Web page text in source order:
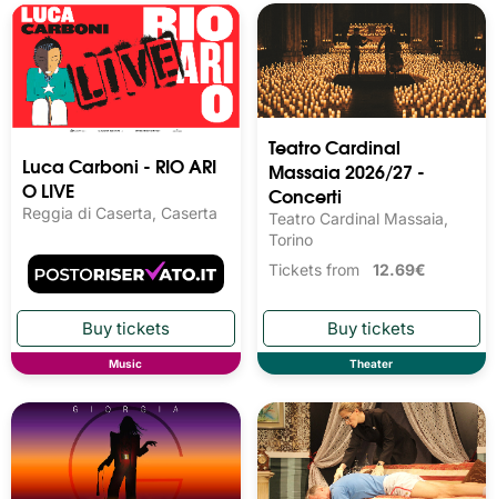
Luca Carboni - RIO ARI
O LIVE
Reggia di Caserta, Caserta
Music
Teatro Cardinal
Massaia 2026/27 -
Concerti
Teatro Cardinal Massaia,
Torino
Tickets from 12.69€
Theater